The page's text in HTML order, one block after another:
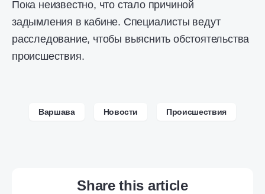
Пока неизвестно, что стало причиной
задымления в кабине. Специалисты ведут
расследование, чтобы выяснить обстоятельства
происшествия.
Варшава Новости Происшествия
Share this article